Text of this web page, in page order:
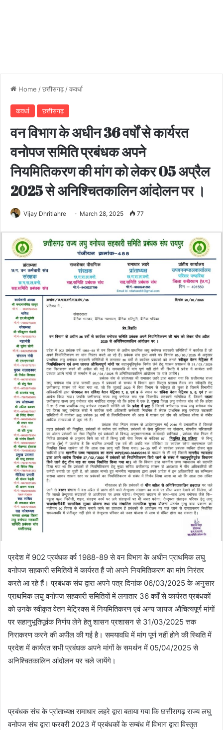
Home /छत्तीसगढ़ /कवर्धा
कवर्धा छत्तीसगढ़
वन विभाग के अधीन 36 वर्षों से कार्यरत
वनोपज समिति प्रबंधक अपने
नियमितिकरण की मांग को लेकर 05 अप्रैल
2025 से अनिश्चितकालिन आंदोलन पर ।
Vijay Dhritlahre March 28, 2025 77
प्रदेश में 902 प्रबंधक वर्ष 1988-89 से वन विभाग के अधीन प्राथमिक लघु
वनोपज सहकारी समितियों में कार्यरत हैं जो अपने नियमितिकरण का मांग निरंतर
करते आ रहे हैं। प्रबंधक संघ द्वारा अपने पत्र दिनांक 06/03/2025 के अनुसार
प्राथमिक लघु वनोपज सहकारी समितियों में लगातार 36 वर्षों से कार्यरत प्रबंधकों
को उनके स्वीकृत वेतन मेट्रिक्स में नियमितिकरण एवं अन्य जायज औचित्यपूर्ण मांगों
पर सहानुभूतिपूर्वक निर्णय लेने हेतु शासन प्रशासन से 31/03/2025 त्तक
निराकरण करने की अपील की गई है। समयावधि में मांग पूर्ण नहीं होने की स्थिति में
प्रदेश में कार्यरत सभी प्रबंधक अपने मांगों के समर्थन में 05/04/2025 से
अनिश्चितकालिन आंदोलन पर चले जायेंगे।
प्रबंधक संघ के प्रांताध्यक्ष रामाधार लहरे द्वारा बताया गया कि छत्तीरागढ़ राज्य लघु
वनोपज संघ द्वारा फरवरी 2023 में प्रबंधकों के सम्बंध में विभाग द्वारा विस्तृत